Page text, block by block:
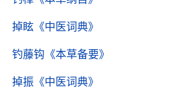
掉眩 《中医词典》
钓藤钩 《本草备要》
掉振 《中医词典》